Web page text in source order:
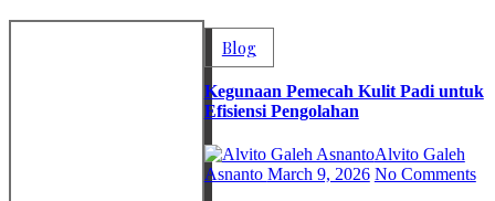
Blog
Kegunaan Pemecah Kulit Padi untuk
Efisiensi Pengolahan
Alvito Galeh
Asnanto March 9, 2026 No Comments